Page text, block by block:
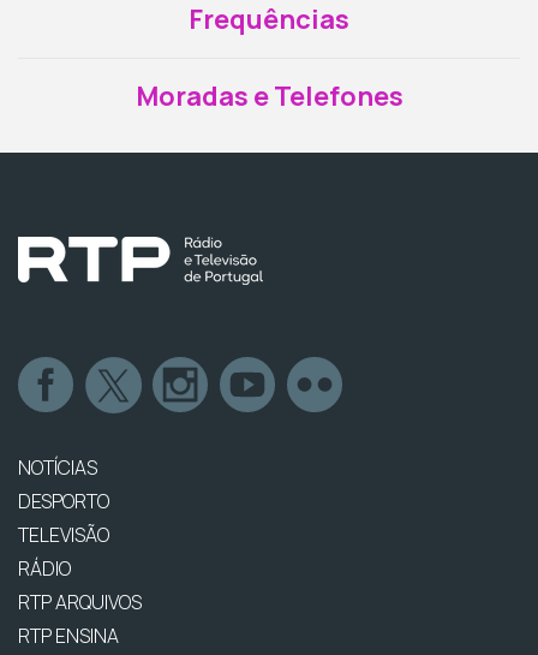
Frequências
Moradas e Telefones
NOTÍCIAS
DESPORTO
TELEVISÃO
RÁDIO
RTP ARQUIVOS
RTP ENSINA